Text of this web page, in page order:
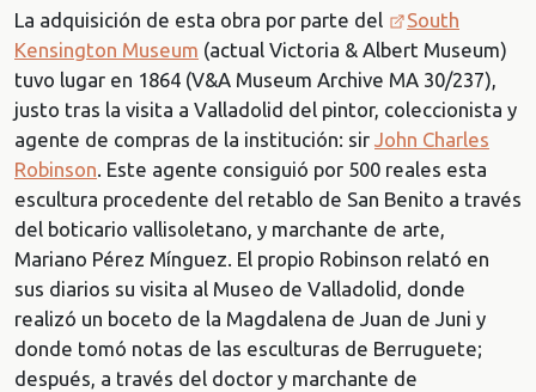
La adquisición de esta obra por parte del
South
Kensington Museum (actual Victoria & Albert Museum)
tuvo lugar en 1864 (V&A Museum Archive MA 30/237),
justo tras la visita a Valladolid del pintor, coleccionista y
agente de compras de la institución: sir John Charles
Robinson. Este agente consiguió por 500 reales esta
escultura procedente del retablo de San Benito a través
del boticario vallisoletano, y marchante de arte,
Mariano Pérez Mínguez. El propio Robinson relató en
sus diarios su visita al Museo de Valladolid, donde
realizó un boceto de la Magdalena de Juan de Juni y
donde tomó notas de las esculturas de Berruguete;
después, a través del doctor y marchante de